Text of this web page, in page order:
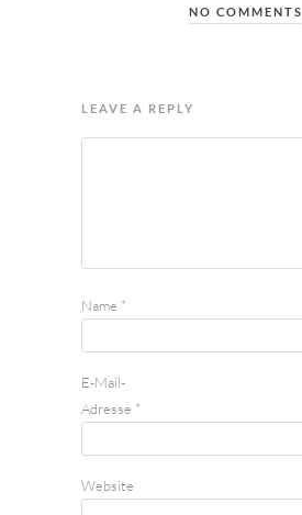
NO COMMENTS
LEAVE A REPLY
Name *
E-Mail-
Adresse *
Website